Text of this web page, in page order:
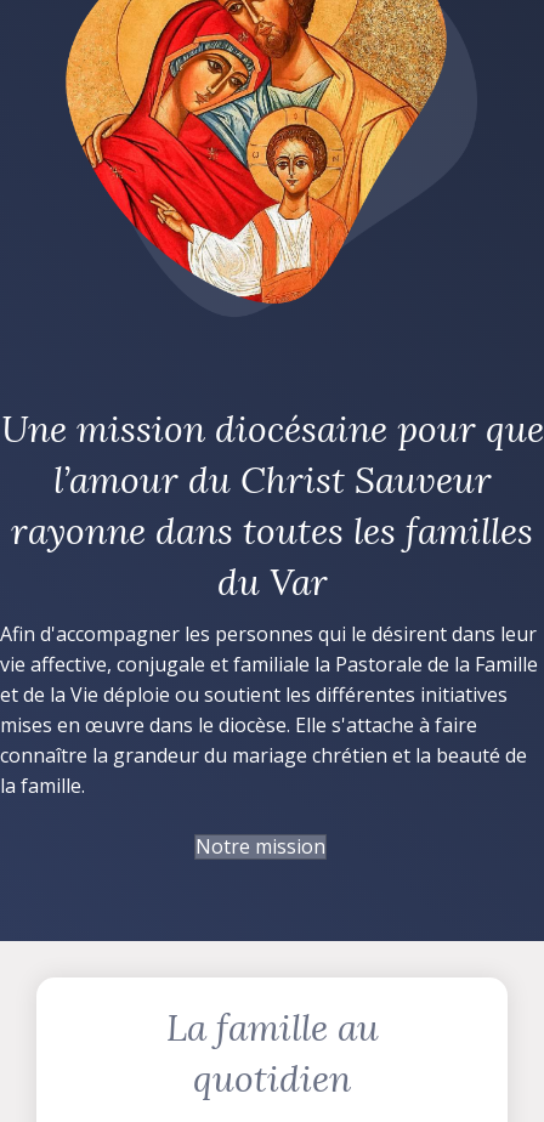
Une mission diocésaine pour que
l’amour du Christ Sauveur
rayonne dans toutes les familles
du Var
Afin d'accompagner les personnes qui le désirent dans leur
vie affective, conjugale et familiale la Pastorale de la Famille
et de la Vie déploie ou soutient les différentes initiatives
mises en œuvre dans le diocèse. Elle s'attache à faire
connaître la grandeur du mariage chrétien et la beauté de
la famille.
Notre mission
La famille au
quotidien